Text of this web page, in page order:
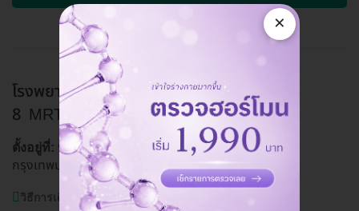
โรงพยาบาลพระรามเก้า ศูนย์ตรวจสุขภาพ ชั้น
8 MRT พระราม 9, MRT เพชรบุรี
ตั้งอยู่ที่: 99 ถนน พระราม 9 แขวง บางกะปิ เขตห้วยขวาง
กรุงเทพมหานคร 10310
วิธีการเดินทาง:MRT พระราม 9, MRT เพชรบุรี
×